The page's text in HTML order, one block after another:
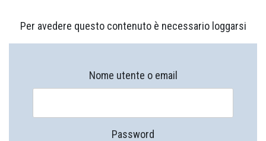
Per avedere questo contenuto è necessario loggarsi
Nome utente o email
Password